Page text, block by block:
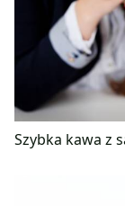
Szybka kawa z